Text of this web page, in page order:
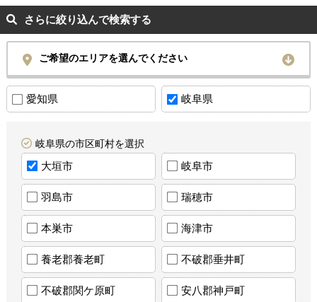
さらに絞り込んで検索する
ご希望のエリアを選んでください
愛知県 岐阜県
岐阜県の市区町村を選択
大垣市 岐阜市
羽島市 瑞穂市
本巣市 海津市
養老郡養老町 不破郡垂井町
不破郡関ケ原町 安八郡神戸町